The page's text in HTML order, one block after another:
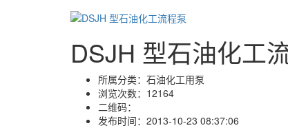
DSJH 型石油化工
所属分类： 石油化工用泵
浏览次数： 12164
二维码：
发布时间： 2013-10-23 08:37:06